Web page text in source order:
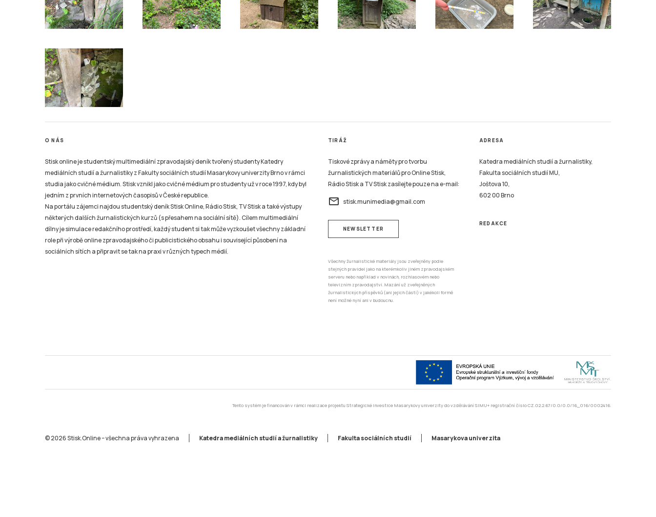
O NÁS
Stisk online je studentský multimediální zpravodajský deník tvořený studenty Katedry
mediálních studií a žurnalistiky z Fakulty sociálních studií Masarykovy univerzity Brno v rámci
studia jako cvičné médium. Stisk vznikl jako cvičné médium pro studenty už v roce 1997, kdy byl
jedním z prvních internetových časopisů v České republice.
Na portálu zájemci najdou studentský deník Stisk Online, Rádio Stisk, TV Stisk a také výstupy
některých dalších žurnalistických kurzů (s přesahem na sociální sítě). Cílem multimediální
dílny je simulace redakčního prostředí, každý student si tak může vyzkoušet všechny základní
role při výrobě online zpravodajského či publicistického obsahu i související působení na
sociálních sítích a připravit se tak na praxi v různých typech médií.
TIRÁŽ
Tiskové zprávy a náměty pro tvorbu
žurnalistických materiálů pro Online Stisk,
Rádio Stisk a TV Stisk zasílejte pouze na e-mail:
email stisk.munimedia@gmail.com
NEWSLETTER
Všechny žurnalistické materiály jsou zveřejněny podle
stejných pravidel jako na kterémkoliv jiném zpravodajském
serveru nebo například v novinách, rozhlasovém nebo
televizním zpravodajství. Mazání už zveřejněných
žurnalistických příspěvků (ani jejich částí) v jakékoli formě
není možné nyní ani v budoucnu.
ADRESA
Katedra mediálních studií a žurnalistiky,
Fakulta sociálních studií MU,
Joštova 10,
602 00 Brno
REDAKCE
Tento systém je financován v rámci realizace projektu Strategické investice Masarykovy univerzity do vzdělávání SIMU+ registrační číslo CZ.02.2.67/0.0/0.0/16_016/0002416.
© 2026 Stisk.Online – všechna práva vyhrazena Katedra mediálních studií a žurnalistiky Fakulta sociálních studií Masarykova univerzita